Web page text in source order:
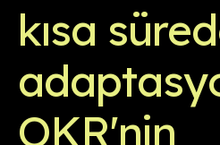
kısa
OKR'nin